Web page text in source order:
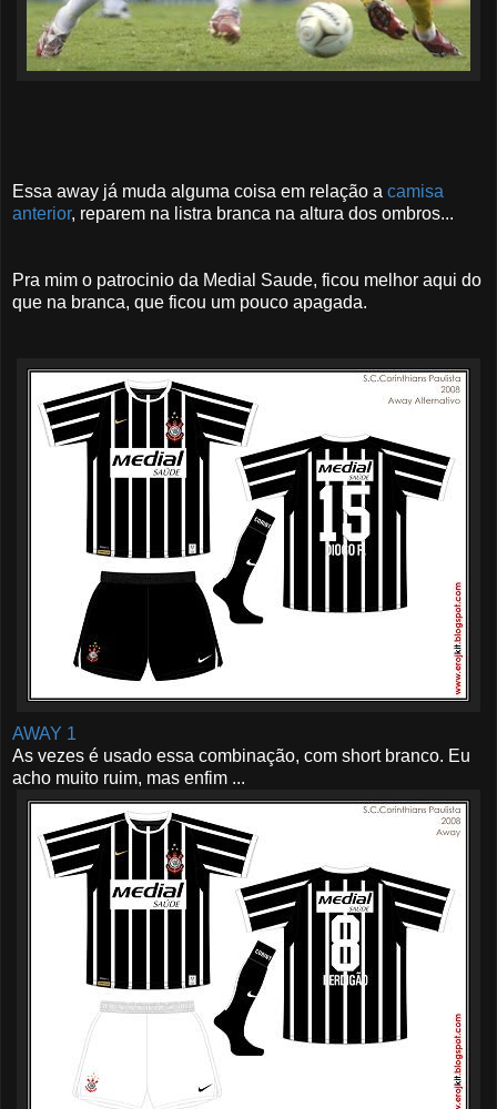
Essa away já muda alguma coisa em relação a camisa
anterior, reparem na listra branca na altura dos ombros...
Pra mim o patrocinio da Medial Saude, ficou melhor aqui do
que na branca, que ficou um pouco apagada.
AWAY 1
As vezes é usado essa combinação, com short branco. Eu
acho muito ruim, mas enfim ...